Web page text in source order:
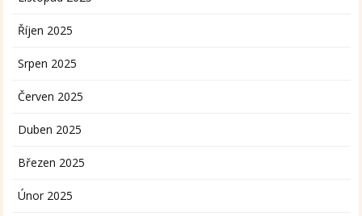
Říjen 2025
Srpen 2025
Červen 2025
Duben 2025
Březen 2025
Únor 2025